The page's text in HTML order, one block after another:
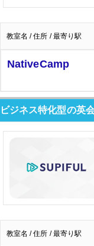
教室名 / 住所 / 最寄り駅
NativeCamp
ビジネス特化型の英
教室名 / 住所 / 最寄り駅